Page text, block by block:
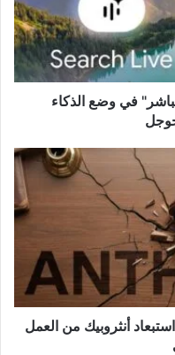
في وضع الذكاء
أنثروبيك من العمل